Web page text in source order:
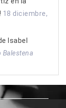
18 diciembre,
Isabel
Balestena